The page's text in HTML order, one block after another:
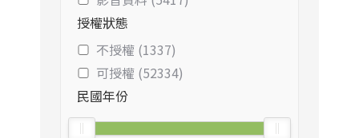
授權狀態
不授權 (1337)
可授權 (52334)
民國年份